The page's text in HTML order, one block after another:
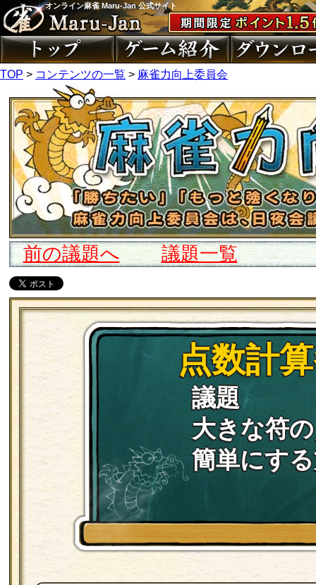
オンライン麻雀 Maru-Jan 公式サイト
TOP > コンテンツの一覧 > 麻雀力向上委員会
前の議題へ 議題一覧
点数計
議題
大きな符
簡単にす